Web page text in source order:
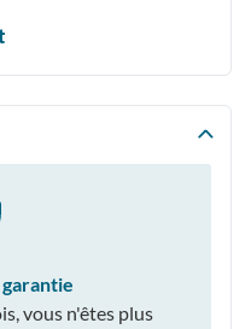
vous n'êtes plus